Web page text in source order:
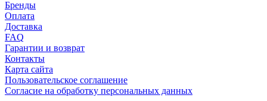
Бренды
Оплата
Доставка
FAQ
Гарантии и возврат
Контакты
Карта сайта
Пользовательское соглашение
Согласие на обработку персональных данных